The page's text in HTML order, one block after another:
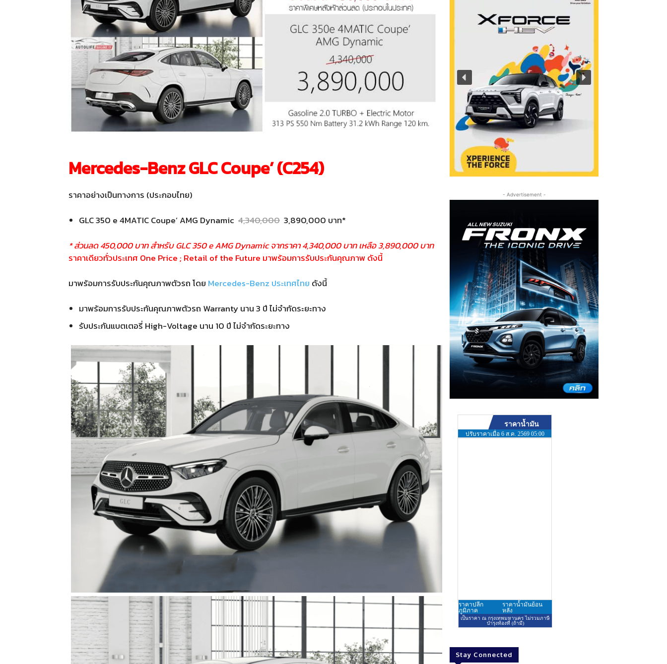
Mercedes-Benz GLC Coupe’ (C254)
ราคาอย่างเป็นทางการ (ประกอบไทย)
GLC 350 e 4MATIC Coupe’ AMG Dynamic 4,340,000 3,890,000 บาท*
* ส่วนลด 450,000 บาท สำหรับ GLC 350 e AMG Dynamic จากราคา 4,340,000 บาท เหลือ 3,890,000 บาท
ราคาเดียวทั่วประเทศ One Price ; Retail of the Future มาพร้อมการรับประกันคุณภาพ ดังนี้
มาพร้อมการรับประกันคุณภาพตัวรถ โดย Mercedes-Benz ประเทศไทย ดังนี้
มาพร้อมการรับประกันคุณภาพตัวรถ Warranty นาน 3 ปี ไม่จำกัดระยะทาง
รับประกันแบตเตอรี่ High-Voltage นาน 10 ปี ไม่จำกัดระยะทาง
- Advertisement -
Stay Connected